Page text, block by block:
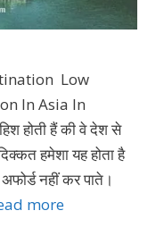
Low
In Asia In
होती हैं की वे देश से
हमेशा यह होता है
नहीं कर पाते।
more